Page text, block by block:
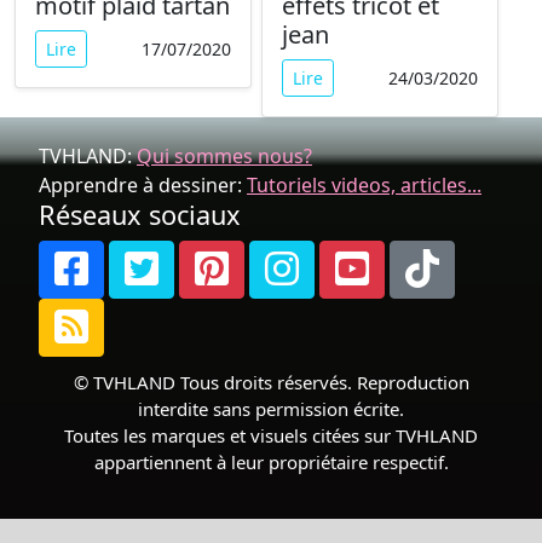
Lire 17/07/2020
jean
Lire 24/03/2020
TVHLAND:Qui sommes nous?
Apprendre à dessiner: Tutoriels videos, articles...
Réseaux sociaux
© TVHLAND Tous droits réservés. Reproduction
interdite sans permission écrite.
Toutes les marques et visuels citées sur TVHLAND
appartiennent à leur propriétaire respectif.